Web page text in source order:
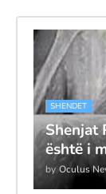
SHENDET
Shenjat
është i
by Oculus